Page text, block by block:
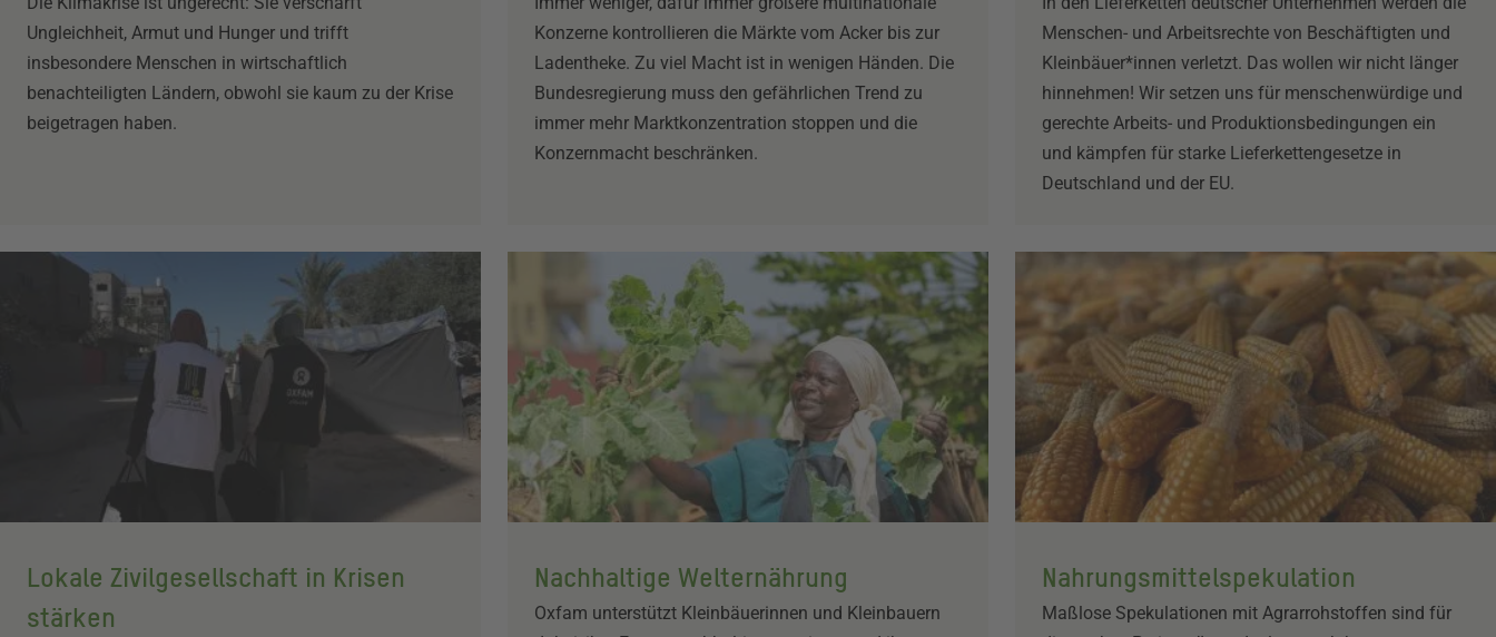
Ungleichheit, Armut und Hunger und trifft
insbesondere Menschen in wirtschaftlich
benachteiligten Ländern, obwohl sie kaum zu der Krise
beigetragen haben.
Konzerne kontrollieren die Märkte vom Acker bis zur
Ladentheke. Zu viel Macht ist in wenigen Händen. Die
Bundesregierung muss den gefährlichen Trend zu
immer mehr Marktkonzentration stoppen und die
Konzernmacht beschränken.
Menschen- und Arbeitsrechte von Beschäftigten und
Kleinbäuer*innen verletzt. Das wollen wir nicht länger
hinnehmen! Wir setzen uns für menschenwürdige und
gerechte Arbeits- und Produktionsbedingungen ein
und kämpfen für starke Lieferkettengesetze in
Deutschland und der EU.
Lokale Zivilgesellschaft in Krisen
stärken
Nachhaltige Welternährung
Oxfam unterstützt Kleinbäuerinnen und Kleinbauern
Nahrungsmittelspekulation
Maßlose Spekulationen mit Agrarrohstoffen sind für